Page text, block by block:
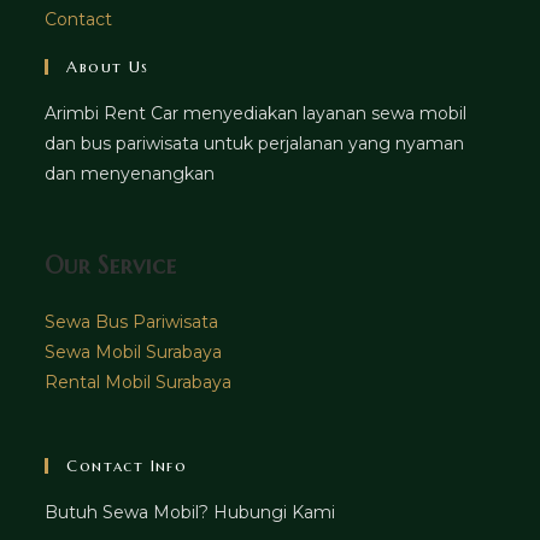
Contact
About Us
Arimbi Rent Car menyediakan layanan sewa mobil
dan bus pariwisata untuk perjalanan yang nyaman
dan menyenangkan
Our Service
Sewa Bus Pariwisata
Sewa Mobil Surabaya
Rental Mobil Surabaya
Contact Info
Butuh Sewa Mobil? Hubungi Kami